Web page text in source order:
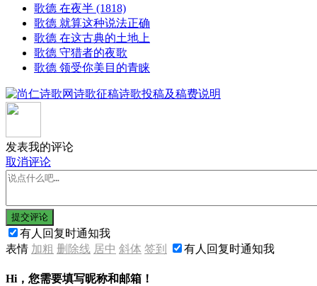
歌德 在夜半 (1818)
歌德 就算这种说法正确
歌德 在这古典的土地上
歌德 守猎者的夜歌
歌德 领受你美目的青睐
发表我的评论
取消评论
提交评论
有人回复时通知我
表情 加粗 删除线 居中 斜体 签到 有人回复时通知我
Hi，您需要填写昵称和邮箱！